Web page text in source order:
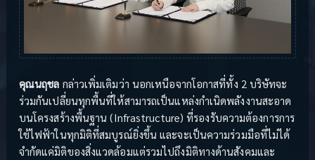
คุณนฤชล กล่าวเพิ่มเติมว่า นอกเหนือจากโอกาสที่ทั้ง 2 บริษัทจะ
ร่วมกันเปลี่ยนทุกพื้นที่ให้สามารถเป็นแหล่งกำเนิดพลังงานสะอาด
บนโครงสร้างพื้นฐาน (Infrastructure) ที่รองรับความต้องการการ
ใช้ไฟฟ้าในทุกมิติที่สมบูรณ์ยิ่งขึ้น และจะเป็นความร่วมมือที่ไม่ได้
จำกัดแค่มิติของสิ่งแวดล้อมแต่รวมไปถึงมิติทางด้านสังคมและ